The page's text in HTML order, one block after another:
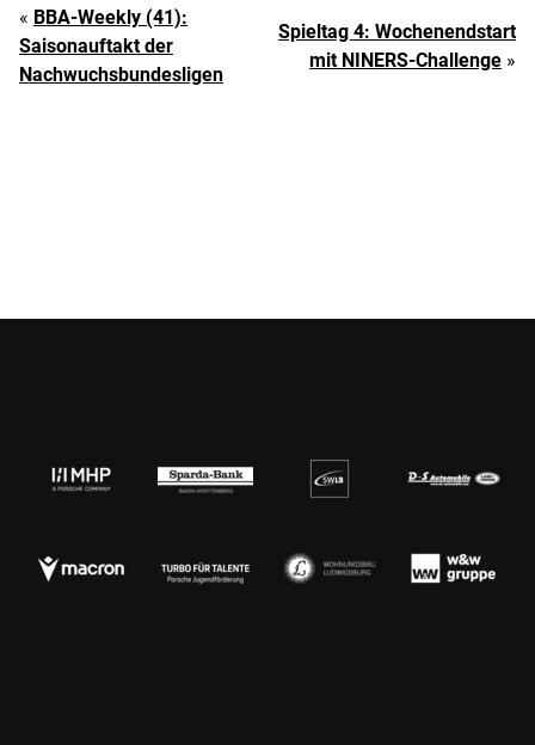
« BBA-Weekly (41):
Saisonauftakt der
Nachwuchsbundesligen
Spieltag 4: Wochenendstart
mit NINERS-Challenge »